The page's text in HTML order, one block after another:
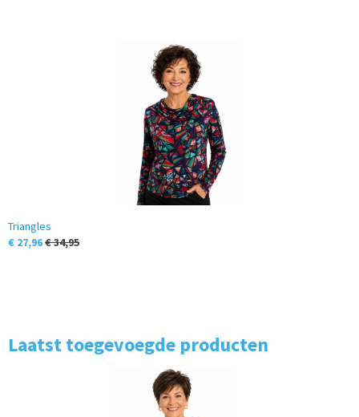
Triangles
€ 27,96€ 34,95
Laatst toegevoegde producten